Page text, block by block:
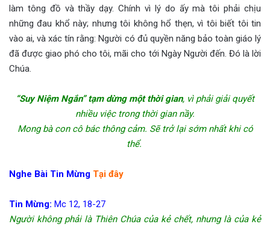
làm tông đồ và thầy dạy. Chính vì lý do ấy mà tôi phải chịu
những đau khổ này; nhưng tôi không hổ thẹn, vì tôi biết tôi tin
vào ai, và xác tín rằng: Người có đủ quyền năng bảo toàn giáo lý
đã được giao phó cho tôi, mãi cho tới Ngày Người đến. Đó là lời
Chúa.
“Suy Niệm Ngắn” tạm dừng một thời gian, vì phải giải quyết
nhiều việc trong thời gian nầy.
Mong bà con cô bác thông cảm. Sẽ trở lại sớm nhất khi có
thể.
Nghe Bài Tin Mừng Tại đây
Tin Mừng: Mc 12, 18-27
Người không phải là Thiên Chúa của kẻ chết, nhưng là của kẻ